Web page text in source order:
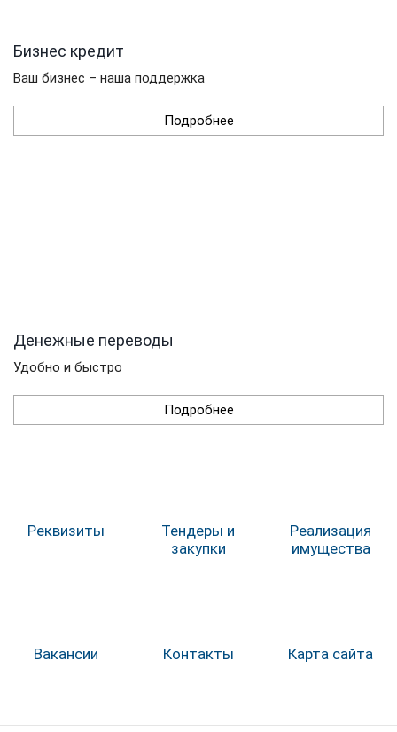
Бизнес кредит
Ваш бизнес – наша поддержка
Подробнее
Денежные переводы
Удобно и быстро
Подробнее
Реквизиты
Тендеры и
закупки
Реализация
имущества
Вакансии Контакты Карта сайта